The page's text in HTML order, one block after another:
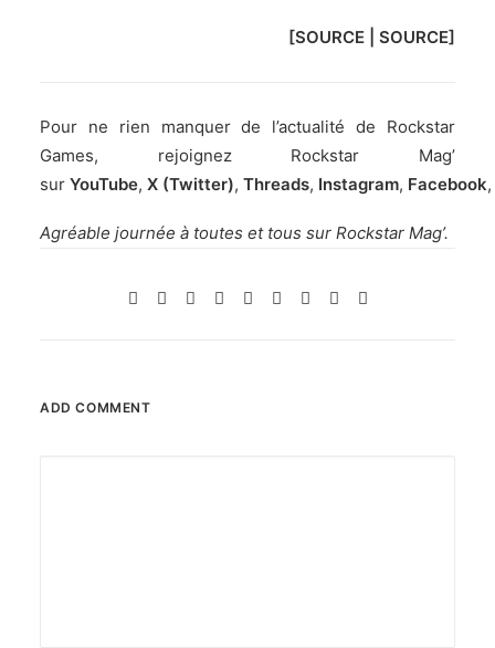
[SOURCE SOURCE]
Pour ne rien manquer de l’actualité de Rockstar
Games, rejoignez Rockstar Mag’
sur YouTube, X (Twitter), Threads, Instagram, Facebook,
Agréable journée à toutes et tous sur Rockstar Mag’.
ADD COMMENT